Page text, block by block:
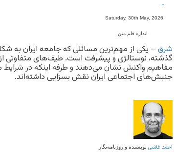
-
Saturday, 30th May, 2026
اندازه قلم متن
شرق– یکی از مهم‌ترین مسائلی که جامعه ایران به
گذشته، نوستالژی و پیشرفت است. طیف‌های متفاوتی
مفاهیم واکنش نشان می‌دهند و طرفه اینکه در شرایط
جنبش‌های اجتماعی ایران نقش بسزایی داشته‌اند.
احمد غلامی نویسنده و روزنامه‌نگار